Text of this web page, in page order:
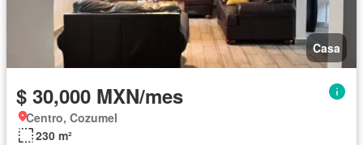
Casa
$ 30,000 MXN/mes
Centro, Cozumel
230 m²